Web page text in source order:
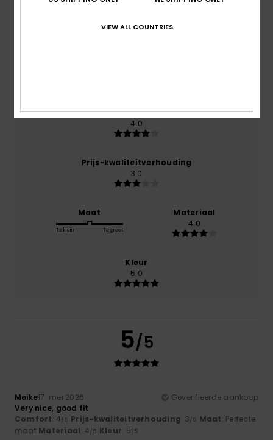
5.0/5
Comfort
4.0
Prijs-kwaliteitverhouding
3.0
Maat
Te klein Te groot
Materiaal
4.0
Kleur
5.0
5/5
Meike17. mei 2026
Geverifieerde aankoop
Very nice, good fit
Comfort: 4/5 Prijs-kwaliteitverhouding: 3/5 Maat: Perfecte
maat Materiaal: 4/5 Kleur: 5/5
VIEW ALL COUNTRIES